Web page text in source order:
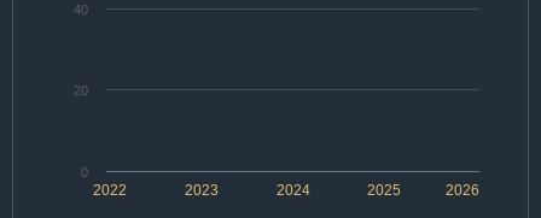
2022 2024 2026
2023 2025
0
20
40